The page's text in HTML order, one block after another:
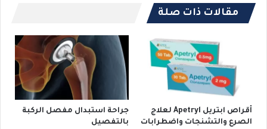
مقالات ذات صلة
أقراص ابتريل Apetryl لعلاج
الصرع والتشنجات واضطرابات
جراحة استبدال مفصل الركبة
بالتفصيل